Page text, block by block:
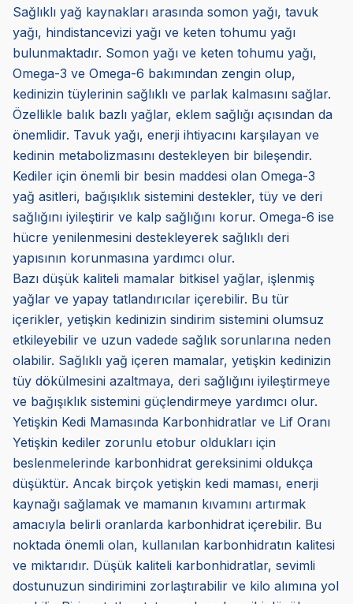
Sağlıklı yağ kaynakları arasında somon yağı, tavuk
yağı, hindistancevizi yağı ve keten tohumu yağı
bulunmaktadır. Somon yağı ve keten tohumu yağı,
Omega-3 ve Omega-6 bakımından zengin olup,
kedinizin tüylerinin sağlıklı ve parlak kalmasını sağlar.
Özellikle balık bazlı yağlar, eklem sağlığı açısından da
önemlidir. Tavuk yağı, enerji ihtiyacını karşılayan ve
kedinin metabolizmasını destekleyen bir bileşendir.
Kediler için önemli bir besin maddesi olan Omega-3
yağ asitleri, bağışıklık sistemini destekler, tüy ve deri
sağlığını iyileştirir ve kalp sağlığını korur. Omega-6 ise
hücre yenilenmesini destekleyerek sağlıklı deri
yapısının korunmasına yardımcı olur.
Bazı düşük kaliteli mamalar bitkisel yağlar, işlenmiş
yağlar ve yapay tatlandırıcılar içerebilir. Bu tür
içerikler, yetişkin kedinizin sindirim sistemini olumsuz
etkileyebilir ve uzun vadede sağlık sorunlarına neden
olabilir. Sağlıklı yağ içeren mamalar, yetişkin kedinizin
tüy dökülmesini azaltmaya, deri sağlığını iyileştirmeye
ve bağışıklık sistemini güçlendirmeye yardımcı olur.
Yetişkin Kedi Mamasında Karbonhidratlar ve Lif Oranı
Yetişkin kediler zorunlu etobur oldukları için
beslenmelerinde karbonhidrat gereksinimi oldukça
düşüktür. Ancak birçok yetişkin kedi maması, enerji
kaynağı sağlamak ve mamanın kıvamını artırmak
amacıyla belirli oranlarda karbonhidrat içerebilir. Bu
noktada önemli olan, kullanılan karbonhidratın kalitesi
ve miktarıdır. Düşük kaliteli karbonhidratlar, sevimli
dostunuzun sindirimini zorlaştırabilir ve kilo alımına yol